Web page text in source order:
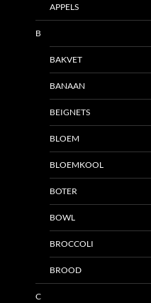
APPELS
B
BAKVET
BANAAN
BEIGNETS
BLOEM
BLOEMKOOL
BOTER
BOWL
BROCCOLI
BROOD
C